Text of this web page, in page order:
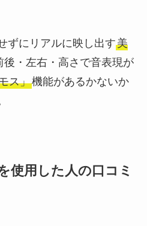
ずにリアルに映し出す美
後・左右・高さで音表現が
ス」機能があるかないか
使用した人の口コミ